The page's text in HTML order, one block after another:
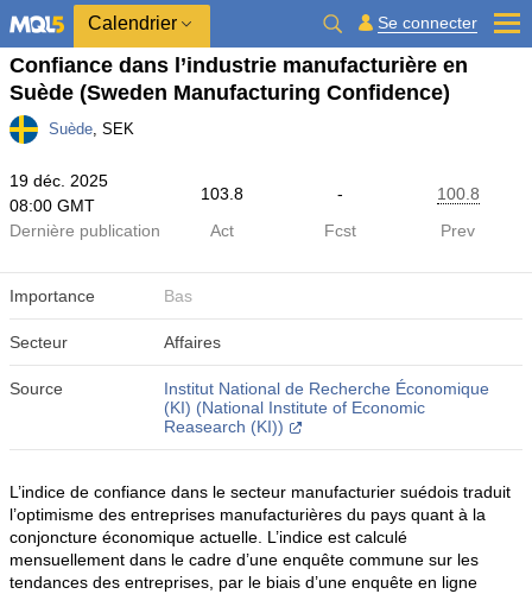
Calendrier Se connecter
Confiance dans l’industrie manufacturière en
Suède (Sweden Manufacturing Confidence)
Suède, SEK
19 déc. 2025
08:00 GMT
103.8 -
100.8
Dernière publication
Act Fcst Prev
Importance Bas
Secteur Affaires
Source
Institut National de Recherche Économique
(KI) (National Institute of Economic
Reasearch (KI))
L’indice de confiance dans le secteur manufacturier suédois traduit
l’optimisme des entreprises manufacturières du pays quant à la
conjoncture économique actuelle. L’indice est calculé
mensuellement dans le cadre d’une enquête commune sur les
tendances des entreprises, par le biais d’une enquête en ligne